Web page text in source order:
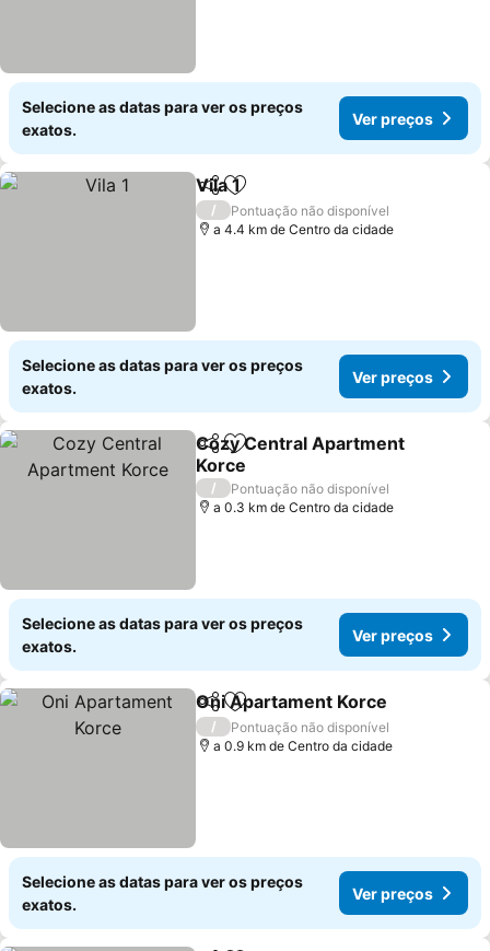
Selecione as datas para ver os preços
exatos.
Ver preços
PartilharAdicionar aos favoritos
Vila 1
/
Pontuação não disponível
a 4.4 km de Centro da cidade
Selecione as datas para ver os preços
exatos.
Ver preços
PartilharAdicionar aos favoritos
Cozy Central Apartment
Korce
Ver preços
/
Pontuação não disponível
a 0.3 km de Centro da cidade
Selecione as datas para ver os preços
exatos.
Ver preços
PartilharAdicionar aos favoritos
Oni Apartament Korce
/
Pontuação não disponível
a 0.9 km de Centro da cidade
Selecione as datas para ver os preços
exatos.
Ver preços